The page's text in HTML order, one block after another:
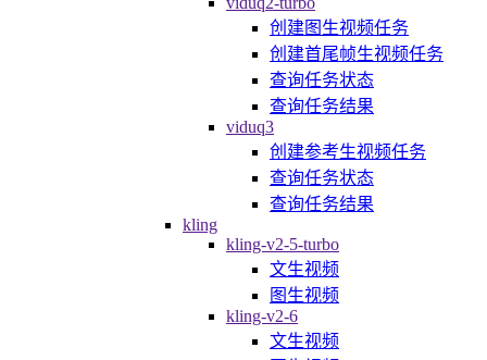
创建图生视频任务
创建首尾帧生视频任务
查询任务状态
查询任务结果
viduq3
创建参考生视频任务
查询任务状态
查询任务结果
kling
kling-v2-5-turbo
文生视频
图生视频
kling-v2-6
文生视频